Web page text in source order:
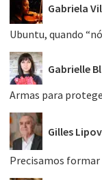
Gabriela
Ubuntu, quando
Gabrielle
Armas para
Gilles
Precisamos formar